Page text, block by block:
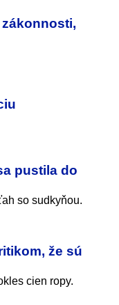
pustila do
so sudkyňou.
že sú
cien ropy.